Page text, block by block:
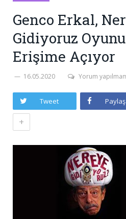
Genco Erkal,
Gidiyoruz
Erişime Açıyor
16.05.2020 Yorum
Tweet Paylaş
+